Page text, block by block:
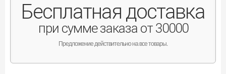
Бесплатная доставка
при сумме заказа от 30000
Предложение действительно на все товары.